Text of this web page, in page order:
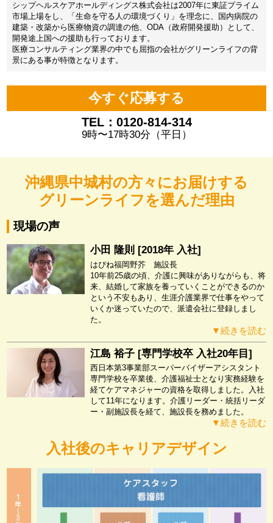
シップヘルスケアホールディングス株式会社は2007年に東証プライム
市場上場をし、「生命を守る人の環境づくり」を理念に、国内病院の
建築・改築から医療物資の調達の他、ODA（政府開発援助）として、
開発途上国への援助も行っております。
医療コンサルティング業界の中でも屈指の会社がグリーンライフの背
景にある事が特徴となります。
今すぐ応募する
TEL：0120-814-314
9時〜17時30分（平日）
沖縄県中城村の方々にお届けする
グリーンライフを選んだ理由
現場の声
小田 隆則 [2018年 入社]
はぴね福岡野芥 施設長
10年前25歳の頃、介護に興味がありながらも、将
来、結婚して家族を養っていくことができるのか
という不安もあり、生涯介護業界で仕事をやって
いくか迷っていたので、派遣会社に登録しまし
た。
▼続きを読む
江島 裕子 [専門学校卒 入社20年目]
西日本第3事業部スーパーバイザーアシスタント
専門学校を卒業後、介護福祉士となり実務経験を
経てケアマネジャーの資格を取得しました。入社
して11年になります。介護リーダー・統括リーダ
ー・副施設長を経て、施設長を務めました。
▼続きを読む
入社後のキャリアデザイン